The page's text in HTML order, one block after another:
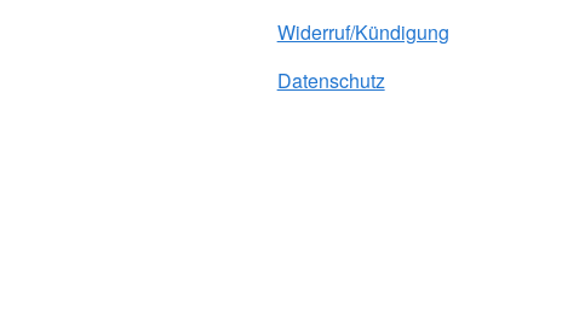
Widerruf/Kündigung
Datenschutz